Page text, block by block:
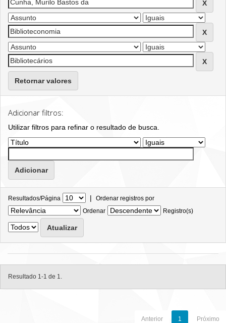
Retornar valores
Adicionar filtros:
Utilizar filtros para refinar o resultado de busca.
Resultados/Página | Ordenar registros por
Ordenar
Registro(s)
Resultado 1-1 de 1.
Anterior 1 Próximo